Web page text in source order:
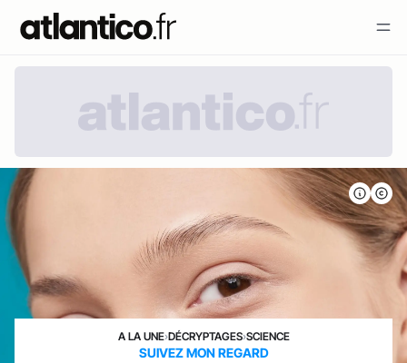
A LA UNE›DÉCRYPTAGES›SCIENCE
SUIVEZ MON REGARD